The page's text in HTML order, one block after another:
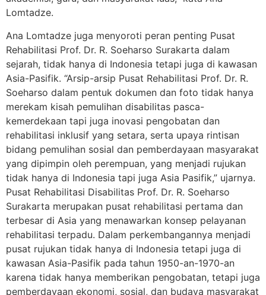
Lomtadze.
Ana Lomtadze juga menyoroti peran penting Pusat
Rehabilitasi Prof. Dr. R. Soeharso Surakarta dalam
sejarah, tidak hanya di Indonesia tetapi juga di kawasan
Asia-Pasifik. “Arsip-arsip Pusat Rehabilitasi Prof. Dr. R.
Soeharso dalam pentuk dokumen dan foto tidak hanya
merekam kisah pemulihan disabilitas pasca-
kemerdekaan tapi juga inovasi pengobatan dan
rehabilitasi inklusif yang setara, serta upaya rintisan
bidang pemulihan sosial dan pemberdayaan masyarakat
yang dipimpin oleh perempuan, yang menjadi rujukan
tidak hanya di Indonesia tapi juga Asia Pasifik,” ujarnya.
Pusat Rehabilitasi Disabilitas Prof. Dr. R. Soeharso
Surakarta merupakan pusat rehabilitasi pertama dan
terbesar di Asia yang menawarkan konsep pelayanan
rehabilitasi terpadu. Dalam perkembangannya menjadi
pusat rujukan tidak hanya di Indonesia tetapi juga di
kawasan Asia-Pasifik pada tahun 1950-an-1970-an
karena tidak hanya memberikan pengobatan, tetapi juga
pemberdayaan ekonomi, sosial, dan budaya masyarakat